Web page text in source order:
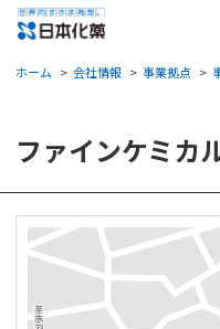
ホーム 会社情報 事業拠点
ファインケミカ